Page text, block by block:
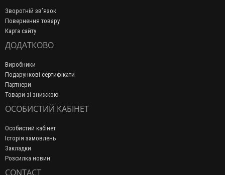
Зворотній зв’язок
Повернення товару
Карта сайту
ДОДАТКОВО
Виробники
Подарункові сертифікати
Партнери
Товари зі знижкою
ОСОБИСТИЙ КАБІНЕТ
Особистий кабінет
Історія замовлень
Закладки
Розсилка новин
CONTACT